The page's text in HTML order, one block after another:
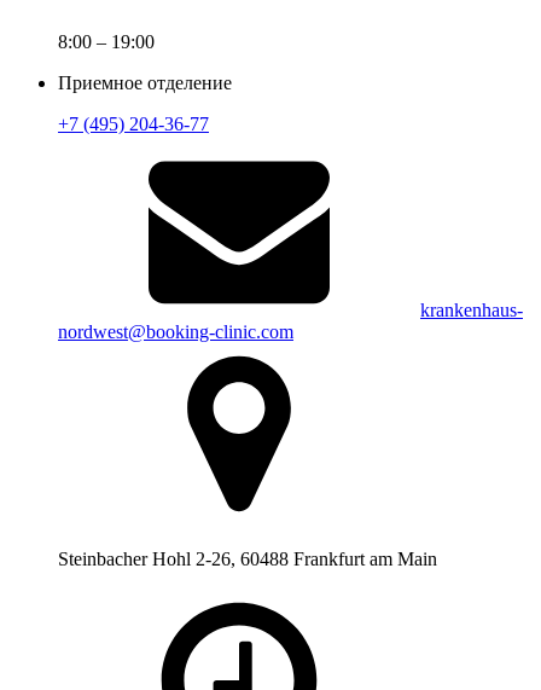
8:00 – 19:00
Приемное отделение
+7 (495) 204-36-77
krankenhaus-
nordwest@booking-clinic.com
Steinbacher Hohl 2-26, 60488 Frankfurt am Main